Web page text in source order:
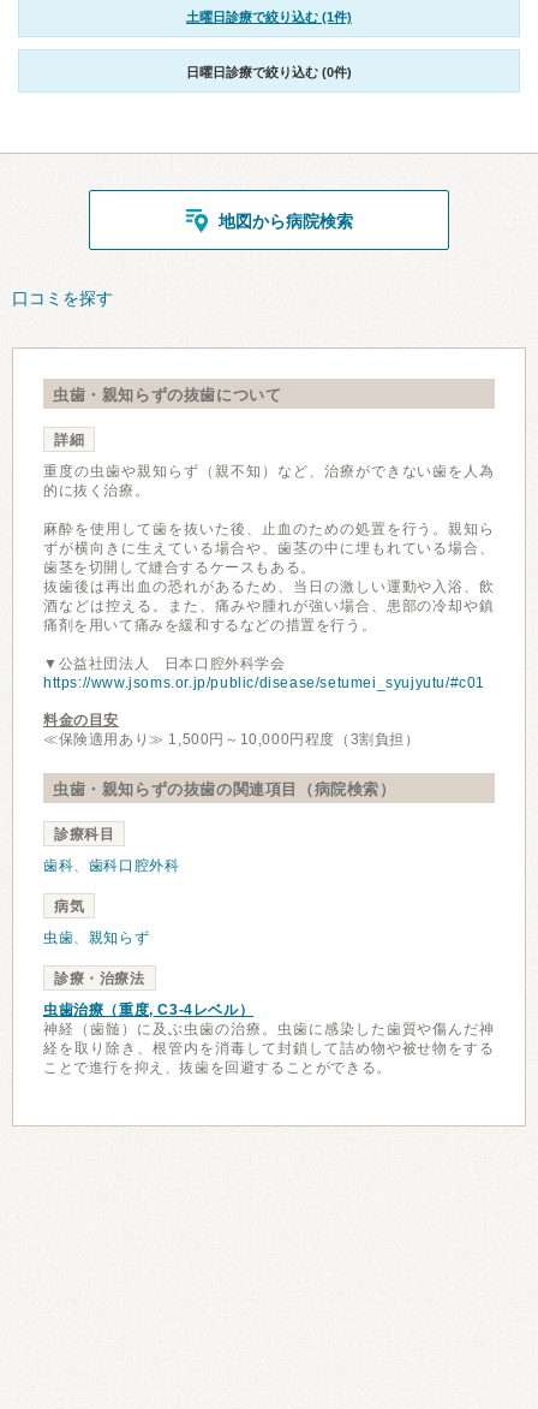
土曜日診療で絞り込む (1件)
日曜日診療で絞り込む (0件)
地図から病院検索
口コミを探す
虫歯・親知らずの抜歯について
詳細
重度の虫歯や親知らず（親不知）など、治療ができない歯を人為
的に抜く治療。
麻酔を使用して歯を抜いた後、止血のための処置を行う。親知ら
ずが横向きに生えている場合や、歯茎の中に埋もれている場合、
歯茎を切開して縫合するケースもある。
抜歯後は再出血の恐れがあるため、当日の激しい運動や入浴、飲
酒などは控える。また、痛みや腫れが強い場合、患部の冷却や鎮
痛剤を用いて痛みを緩和するなどの措置を行う。
▼公益社団法人 日本口腔外科学会
https://www.jsoms.or.jp/public/disease/setumei_syujyutu/#c01
料金の目安
≪保険適用あり≫ 1,500円～10,000円程度（3割負担）
虫歯・親知らずの抜歯の関連項目（病院検索）
診療科目
歯科、 歯科口腔外科
病気
虫歯、 親知らず
診療・治療法
虫歯治療（重度, C3-4レベル）
神経（歯髄）に及ぶ虫歯の治療。虫歯に感染した歯質や傷んだ神
経を取り除き、根管内を消毒して封鎖して詰め物や被せ物をする
ことで進行を抑え、抜歯を回避することができる。